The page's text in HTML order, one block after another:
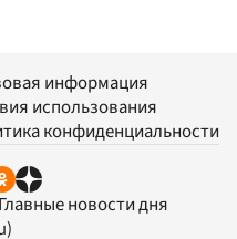
информация
использования
конфиденциальности
новости дня